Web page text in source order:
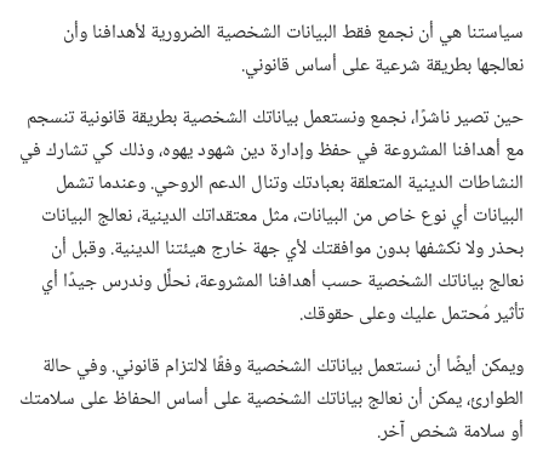
سياستنا هي أن نجمع فقط البيانات الشخصية الضرورية لأهدافنا وأن
نعالجها بطريقة شرعية على أساس قانوني.‏
حين تصير ناشرًا،‏ نجمع ونستعمل بياناتك الشخصية بطريقة قانونية تنسجم
مع أهدافنا المشروعة في حفظ وإدارة دين شهود يهوه،‏ وذلك كي تشارك في
النشاطات الدينية المتعلقة بعبادتك وتنال الدعم الروحي.‏ وعندما تشمل
البيانات أي نوع خاص من البيانات،‏ مثل معتقداتك الدينية،‏ نعالج البيانات
بحذر ولا نكشفها بدون موافقتك لأي جهة خارج هيئتنا الدينية.‏ وقبل أن
نعالج بياناتك الشخصية حسب أهدافنا المشروعة،‏ نحلِّل وندرس جيدًا أي
تأثير مُحتمل عليك وعلى حقوقك.‏
ويمكن أيضًا أن نستعمل بياناتك الشخصية وفقًا لالتزام قانوني.‏ وفي حالة
الطوارئ،‏ يمكن أن نعالج بياناتك الشخصية على أساس الحفاظ على سلامتك
أو سلامة شخص آخر.‏